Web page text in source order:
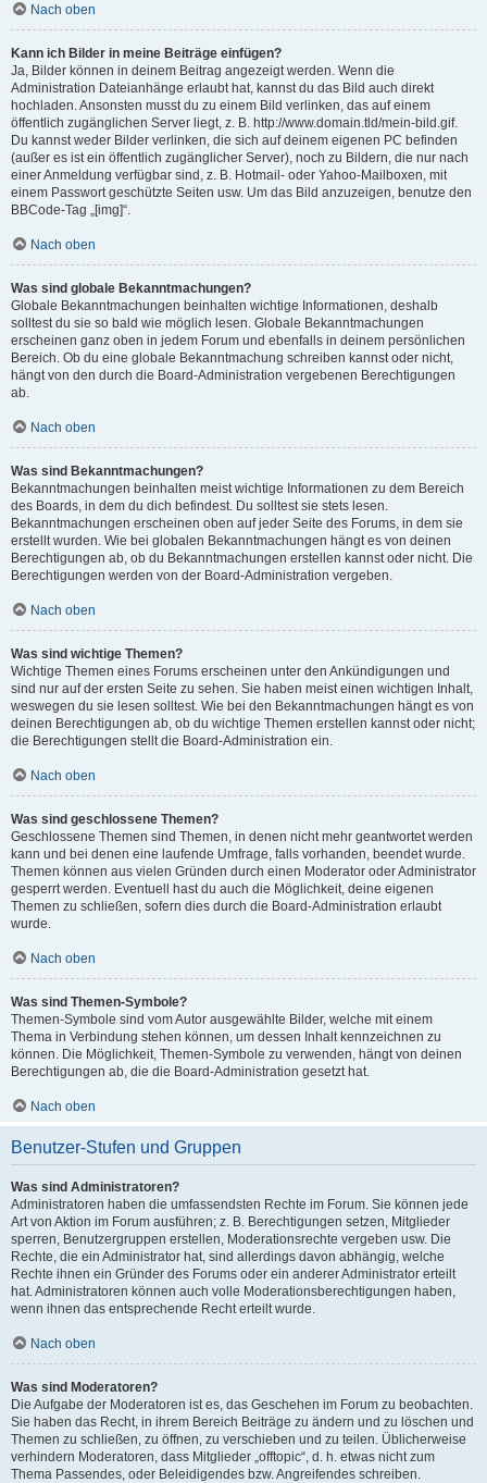
Nach oben
Kann ich Bilder in meine Beiträge einfügen?
Ja, Bilder können in deinem Beitrag angezeigt werden. Wenn die
Administration Dateianhänge erlaubt hat, kannst du das Bild auch direkt
hochladen. Ansonsten musst du zu einem Bild verlinken, das auf einem
öffentlich zugänglichen Server liegt, z. B. http://www.domain.tld/mein-bild.gif.
Du kannst weder Bilder verlinken, die sich auf deinem eigenen PC befinden
(außer es ist ein öffentlich zugänglicher Server), noch zu Bildern, die nur nach
einer Anmeldung verfügbar sind, z. B. Hotmail- oder Yahoo-Mailboxen, mit
einem Passwort geschützte Seiten usw. Um das Bild anzuzeigen, benutze den
BBCode-Tag „[img]“.
Nach oben
Was sind globale Bekanntmachungen?
Globale Bekanntmachungen beinhalten wichtige Informationen, deshalb
solltest du sie so bald wie möglich lesen. Globale Bekanntmachungen
erscheinen ganz oben in jedem Forum und ebenfalls in deinem persönlichen
Bereich. Ob du eine globale Bekanntmachung schreiben kannst oder nicht,
hängt von den durch die Board-Administration vergebenen Berechtigungen
ab.
Nach oben
Was sind Bekanntmachungen?
Bekanntmachungen beinhalten meist wichtige Informationen zu dem Bereich
des Boards, in dem du dich befindest. Du solltest sie stets lesen.
Bekanntmachungen erscheinen oben auf jeder Seite des Forums, in dem sie
erstellt wurden. Wie bei globalen Bekanntmachungen hängt es von deinen
Berechtigungen ab, ob du Bekanntmachungen erstellen kannst oder nicht. Die
Berechtigungen werden von der Board-Administration vergeben.
Nach oben
Was sind wichtige Themen?
Wichtige Themen eines Forums erscheinen unter den Ankündigungen und
sind nur auf der ersten Seite zu sehen. Sie haben meist einen wichtigen Inhalt,
weswegen du sie lesen solltest. Wie bei den Bekanntmachungen hängt es von
deinen Berechtigungen ab, ob du wichtige Themen erstellen kannst oder nicht;
die Berechtigungen stellt die Board-Administration ein.
Nach oben
Was sind geschlossene Themen?
Geschlossene Themen sind Themen, in denen nicht mehr geantwortet werden
kann und bei denen eine laufende Umfrage, falls vorhanden, beendet wurde.
Themen können aus vielen Gründen durch einen Moderator oder Administrator
gesperrt werden. Eventuell hast du auch die Möglichkeit, deine eigenen
Themen zu schließen, sofern dies durch die Board-Administration erlaubt
wurde.
Nach oben
Was sind Themen-Symbole?
Themen-Symbole sind vom Autor ausgewählte Bilder, welche mit einem
Thema in Verbindung stehen können, um dessen Inhalt kennzeichnen zu
können. Die Möglichkeit, Themen-Symbole zu verwenden, hängt von deinen
Berechtigungen ab, die die Board-Administration gesetzt hat.
Nach oben
Benutzer-Stufen und Gruppen
Was sind Administratoren?
Administratoren haben die umfassendsten Rechte im Forum. Sie können jede
Art von Aktion im Forum ausführen; z. B. Berechtigungen setzen, Mitglieder
sperren, Benutzergruppen erstellen, Moderationsrechte vergeben usw. Die
Rechte, die ein Administrator hat, sind allerdings davon abhängig, welche
Rechte ihnen ein Gründer des Forums oder ein anderer Administrator erteilt
hat. Administratoren können auch volle Moderationsberechtigungen haben,
wenn ihnen das entsprechende Recht erteilt wurde.
Nach oben
Was sind Moderatoren?
Die Aufgabe der Moderatoren ist es, das Geschehen im Forum zu beobachten.
Sie haben das Recht, in ihrem Bereich Beiträge zu ändern und zu löschen und
Themen zu schließen, zu öffnen, zu verschieben und zu teilen. Üblicherweise
verhindern Moderatoren, dass Mitglieder „offtopic“, d. h. etwas nicht zum
Thema Passendes, oder Beleidigendes bzw. Angreifendes schreiben.